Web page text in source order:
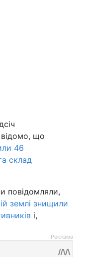
що
46
склад
повідомляли,
землі знищили
і,
Реклама